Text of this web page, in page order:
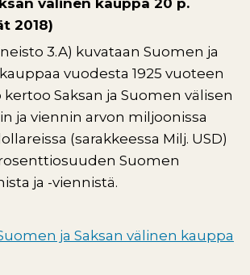
välinen kauppa 20 p.
2018)
3.A) kuvataan Suomen ja
vuodesta 1925 vuoteen
kertoo Saksan ja Suomen välisen
ja viennin arvon miljoonissa
(sarakkeessa Milj. USD)
Suomen
ja -viennistä.
ja Saksan välinen kauppa